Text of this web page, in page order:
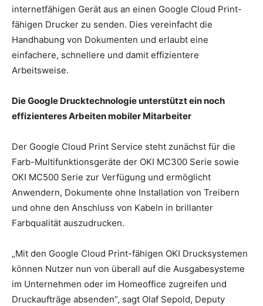
internetfähigen Gerät aus an einen Google Cloud Print-
fähigen Drucker zu senden. Dies vereinfacht die
Handhabung von Dokumenten und erlaubt eine
einfachere, schnellere und damit effizientere
Arbeitsweise.
Die Google Drucktechnologie unterstützt ein noch
effizienteres Arbeiten mobiler Mitarbeiter
Der Google Cloud Print Service steht zunächst für die
Farb-Multifunktionsgeräte der OKI MC300 Serie sowie
OKI MC500 Serie zur Verfügung und ermöglicht
Anwendern, Dokumente ohne Installation von Treibern
und ohne den Anschluss von Kabeln in brillanter
Farbqualität auszudrucken.
„Mit den Google Cloud Print-fähigen OKI Drucksystemen
können Nutzer nun von überall auf die Ausgabesysteme
im Unternehmen oder im Homeoffice zugreifen und
Druckaufträge absenden”, sagt Olaf Sepold, Deputy